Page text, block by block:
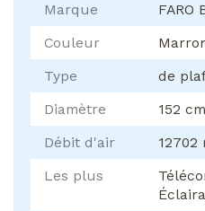
Marque
FARO
Couleur
Type
de
Diamètre
152 cm
Débit d'air
12702
Les plus